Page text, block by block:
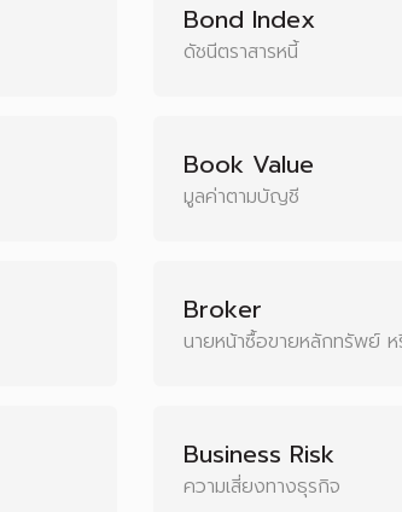
Bond Index
ดัชนีตราสารหนี้
Book Value
มูลค่าตามบัญชี
Broker
นายหน้าซื้อขายหลักทรัพย์ ห
Business Risk
ความเสี่ยงทางธุรกิจ